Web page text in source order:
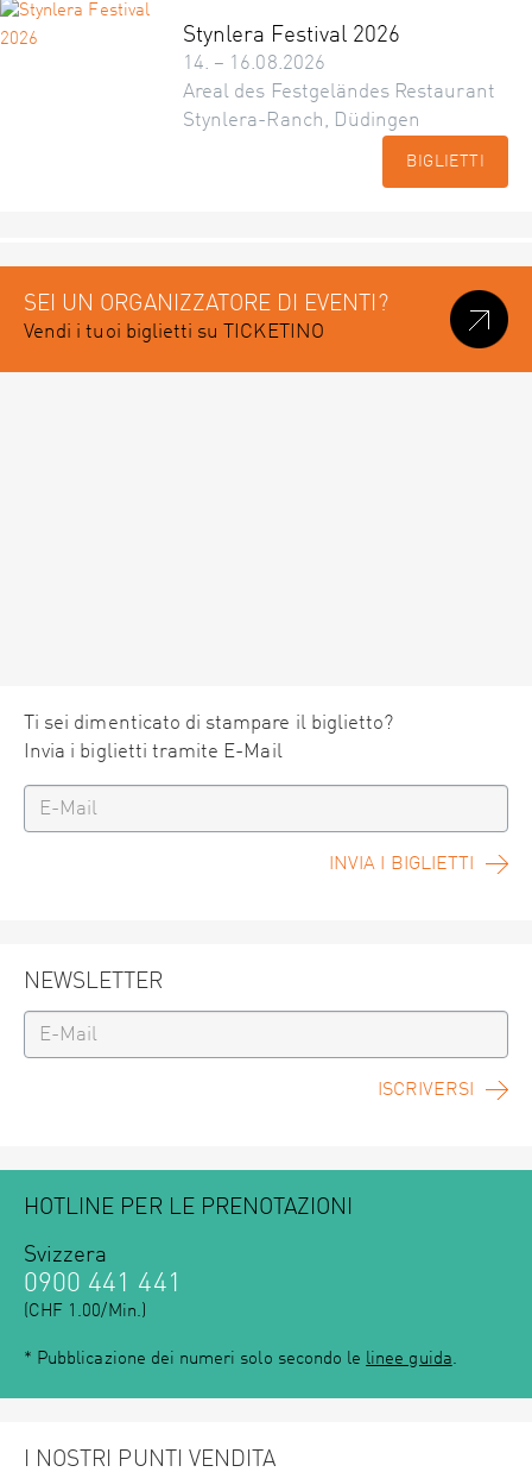
Stynlera Festival 2026
14. – 16.08.2026
Areal des Festgeländes Restaurant
Stynlera-Ranch, Düdingen
BIGLIETTI
SEI UN ORGANIZZATORE DI EVENTI?
Vendi i tuoi biglietti su TICKETINO
Ti sei dimenticato di stampare il biglietto?
Invia i biglietti tramite E-Mail
INVIA I BIGLIETTI
NEWSLETTER
ISCRIVERSI
HOTLINE PER LE PRENOTAZIONI
Svizzera
0900 441 441
(CHF 1.00/Min.)
* Pubblicazione dei numeri solo secondo le linee guida.
I NOSTRI PUNTI VENDITA